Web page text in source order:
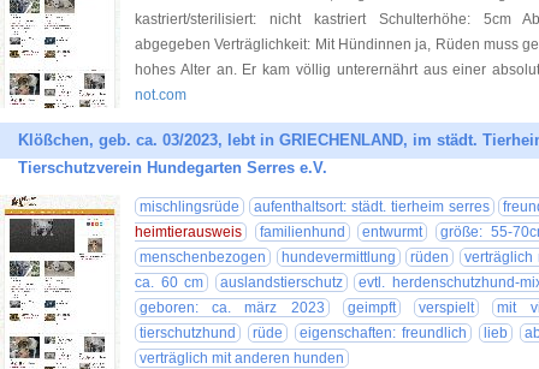
kastriert/sterilisiert: nicht kastriert Schulterhöhe: 5cm
abgegeben Verträglichkeit: Mit Hündinnen ja, Rüden muss
hohes Alter an. Er kam völlig unterernährt aus einer
not.com
Klößchen, geb. ca. 03/2023, lebt in GRIECHENLAND, im städt.
Tierschutzverein Hundegarten Serres e.V.
mischlingsrüde aufenthaltsort: städt. tierheim serres
heimtierausweis
familienhund entwurmt
größe: 55-
menschenbezogen
hundevermittlung rüden
verträglich
ca. 60 cm
auslandstierschutz
evtl. herdenschutzhund-
geboren: ca. märz 2023
geimpft verspielt
mit
tierschutzhund
rüde eigenschaften: freundlich lieb
verträglich mit anderen hunden